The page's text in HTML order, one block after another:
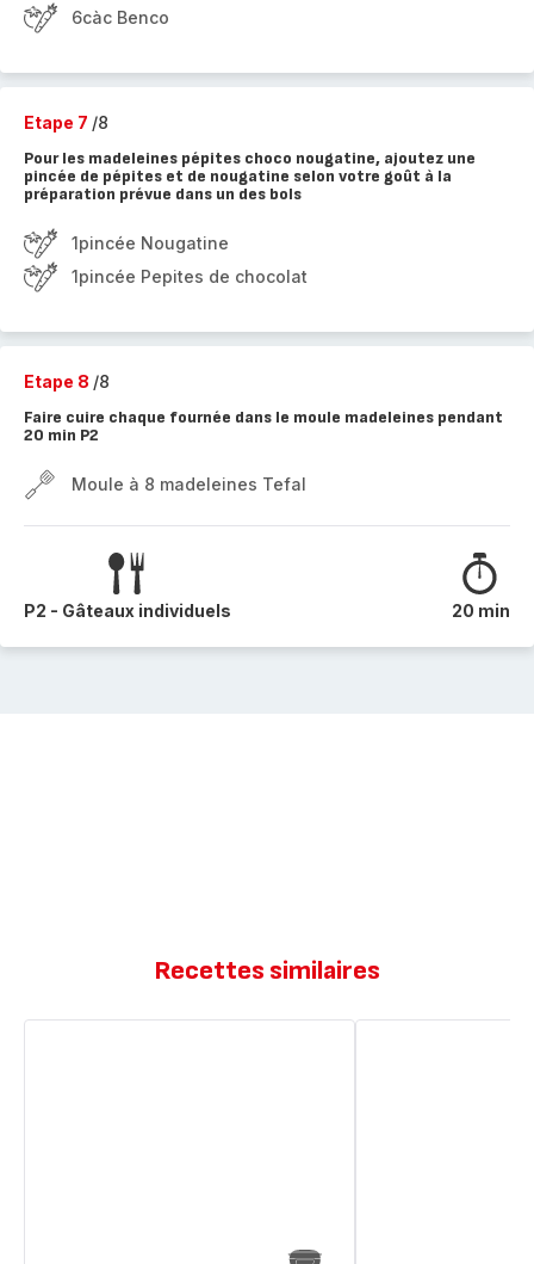
6càc Benco
Etape 7 /8
Pour les madeleines pépites choco nougatine, ajoutez une
pincée de pépites et de nougatine selon votre goût à la
préparation prévue dans un des bols
1pincée Nougatine
1pincée Pepites de chocolat
Etape 8 /8
Faire cuire chaque fournée dans le moule madeleines pendant
20 min P2
Moule à 8 madeleines Tefal
P2 - Gâteaux individuels 20 min
Recettes similaires